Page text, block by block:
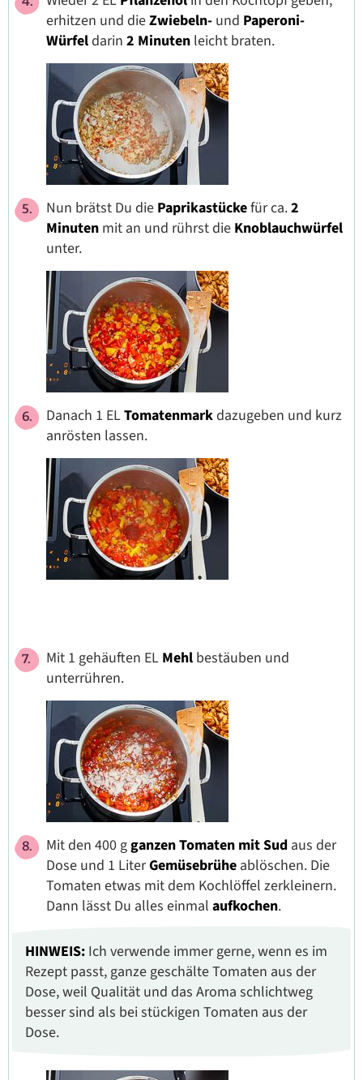
erhitzen und dieZwiebeln- und Paperoni-
Würfeldarin 2 Minuten leicht braten.
Nun brätst Du die Paprikastückefür ca.2
Minuten mit an und rührst die Knoblauchwürfel
unter.
Danach 1 ELTomatenmarkdazugeben und kurz
anrösten lassen.
Mit 1 gehäuften EL Mehl bestäuben und
unterrühren.
Mit den 400 gganzen Tomaten mit Sud aus der
Dose und 1 LiterGemüsebrühe ablöschen. Die
Tomaten etwas mit dem Kochlöffel zerkleinern.
Dann lässt Du alles einmal aufkochen.
HINWEIS: Ich verwende immer gerne, wenn es im
Rezept passt, ganze geschälte Tomaten aus der
Dose, weil Qualität und das Aroma schlichtweg
besser sind als bei stückigen Tomaten aus der
Dose.